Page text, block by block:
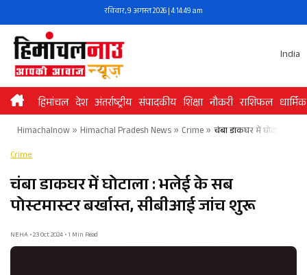
to
content
रविवार, 9 अगस्त 2026 | 4:14:49 am
India
हिमांचल देश अंतर्राष्ट्रीय संपादकीय शिक्षा नौकरी राशिफल धार्मिक
Himachalnow» Himachal Pradesh News» Crime» चंबा डाकघर में घोटाला :
Crime
चंबा डाकघर में घोटाला : भलेई के सब
पोस्टमास्टर बर्खास्त, सीबीआई जांच शुरू
NEHA • 23 Oct 2024 • 1 Min Read